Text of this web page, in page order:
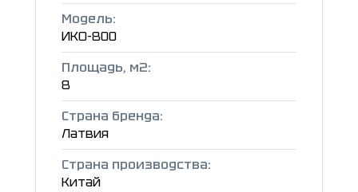
Модель:
ИКО-800
Площадь, м2:
8
Страна бренда:
Латвия
Страна производства:
Китай